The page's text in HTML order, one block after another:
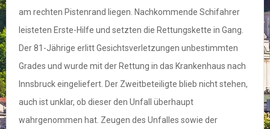
am rechten Pistenrand liegen. Nachkommende Schifahrer
leisteten Erste-Hilfe und setzten die Rettungskette in Gang.
Der 81-Jährige erlitt Gesichtsverletzungen unbestimmten
Grades und wurde mit der Rettung in das Krankenhaus nach
Innsbruck eingeliefert. Der Zweitbeteiligte blieb nicht stehen,
auch ist unklar, ob dieser den Unfall überhaupt
wahrgenommen hat. Zeugen des Unfalles sowie der